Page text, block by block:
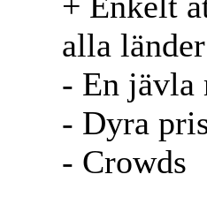
alla
- En jävla
- Dyra
- Crowds